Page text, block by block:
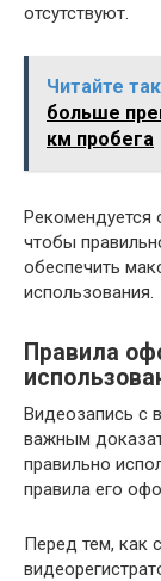
отсутствуют.
Читайте
больше
км пробега
Рекомендуется
чтобы
обеспечить
использования.
Правила
Видеозапись с
важным
правильно
правила его
Перед тем, как